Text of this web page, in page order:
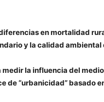
en mortalidad
y la calidad ambiental
medir la influencia del
de “urbanicidad” basado